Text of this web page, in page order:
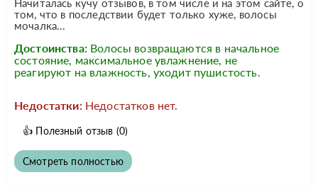
том, что в последствии будет только хуже, волосы
мочалка...
Достоинства: Волосы возвращаются в начальное
состояние, максимальное увлажнение, не
реагируют на влажность, уходит пушистость.
Недостатки: Недостатков нет.
👍 Полезный отзыв (0)
Смотреть полностью